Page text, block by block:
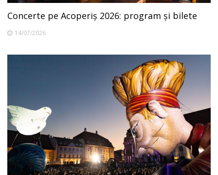
Concerte pe Acoperiș 2026: program și bilete
14/07/2026